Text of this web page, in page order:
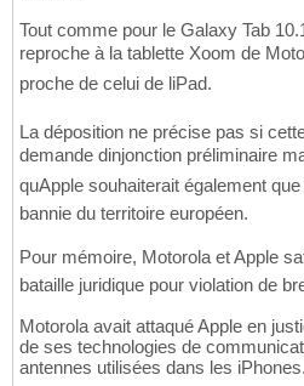
Tout comme pour le Galaxy Tab
reproche à la tablette Xoom de
proche de celui de liPad.
La déposition ne précise pas si
demande dinjonction préliminaire
quApple souhaiterait également
bannie du territoire européen.
Pour mémoire, Motorola et Apple
bataille juridique pour violation de
Motorola avait attaqué Apple en
de ses technologies de
antennes utilisées dans les iPhones.